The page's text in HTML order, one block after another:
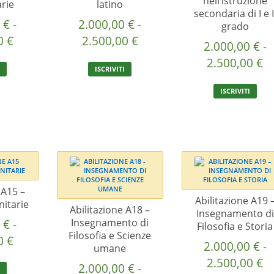
€-
€Fascia
Questo
prodotto
possono
essere
scelte
nella
pagina
del
prodotto
latino
2.000,00€ -
2.500,00 €Fascia
ISCRIVITI
Questo
prodotto
possono
essere
scelte
nella
pagina
del
prodotto
secondaria di I e
grado
2.000,00 €-
2.500,00€
ISCRIVITI
Le
nella
del
–
€-
€Fascia
Questo
Abilitazione A18 –
Insegnamento di
Filosofia e Scienze
umane
2.000,00€ -
Abilitazione A19
Insegnamento di
Filosofia e Storia
2.000,00 €-
2.500,00€